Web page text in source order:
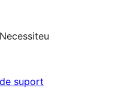
suport